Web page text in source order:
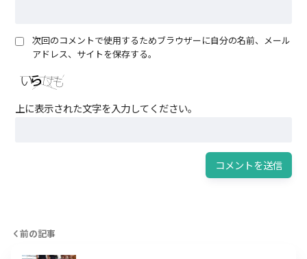
次回のコメントで使用するためブラウザーに自分の名前、メール
アドレス、サイトを保存する。
上に表示された文字を入力してください。
前の記事